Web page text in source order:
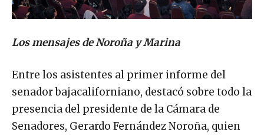
Los mensajes de Noroña y Marina
Entre los asistentes al primer informe del
senador bajacaliforniano, destacó sobre todo la
presencia del presidente de la Cámara de
Senadores, Gerardo Fernández Noroña, quien